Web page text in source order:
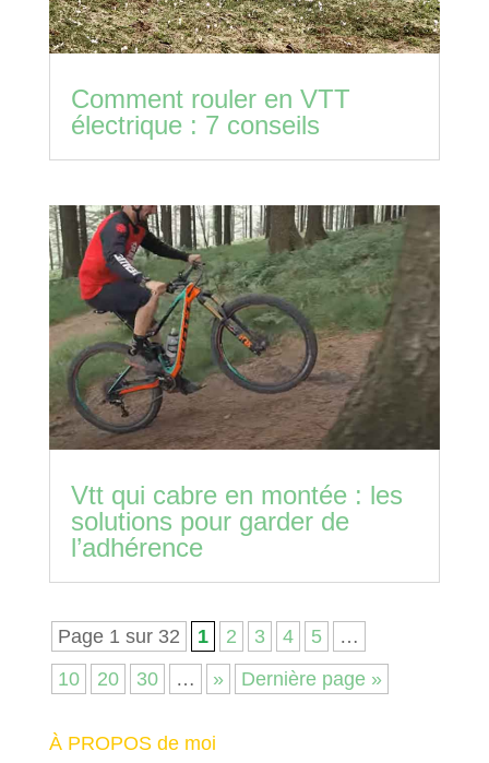
Comment rouler en VTT
électrique : 7 conseils
Vtt qui cabre en montée : les
solutions pour garder de
l’adhérence
Page 1 sur 32 1 2 3 4 5
…
10
20 30 … » Dernière page »
À PROPOS de moi